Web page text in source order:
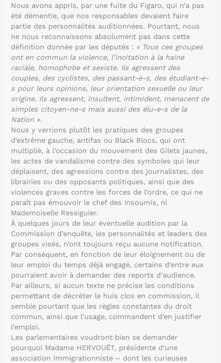
Nous avons appris, par une fuite du Figaro, qui n’a pas
été démentie, que nos responsables devaient faire
partie des personnalités auditionnées. Pourtant, nous
ne nous reconnaissons absolument pas dans cette
définition donnée par les députés : « Tous ces groupes
ont en commun la violence, l’incitation à la haine
raciale, homophobe et sexiste. Ils agressent des
couples, des cyclistes, des passant-e-s, des étudiant-e-
s pour leurs opinions, leur orientation sexuelle ou leur
origine. Ils agressent, insultent, intimident, menacent de
simples citoyen-ne-s mais aussi des élu-e-s de la
Nation ».
Nous y verrions plutôt les pratiques des groupes
d’extrême gauche, antifas ou Black Blocs, qui ont
multiplié, à l’occasion du mouvement des Gilets jaunes,
les actes de vandalisme contre des symboles qui leur
déplaisent, des agressions contre des journalistes, des
librairies ou des opposants politiques, ainsi que des
violences graves contre les forces de l’ordre, ce qui ne
paraît pas émouvoir le chef des Insoumis, ni
Mademoiselle Ressiguier.
À quelques jours de leur éventuelle audition par la
Commission d’enquête, les personnalités et leaders des
groupes visés, n’ont toujours reçu aucune notification.
Par conséquent, en fonction de leur éloignement ou de
leur emploi du temps déjà engagé, certains d’entre eux
pourraient avoir à demander des reports d’audience.
Par ailleurs, si aucun texte ne précise les conditions
permettant de décréter le huis clos en commission, il
semble pourtant que les règles constantes du droit
commun, ainsi que l’usage, commandent d’en justifier
l’emploi.
Les parlementaires voudront bien se demander
pourquoi Madame HERVOUËT, présidente d’une
association immigrationniste – dont les curieuses